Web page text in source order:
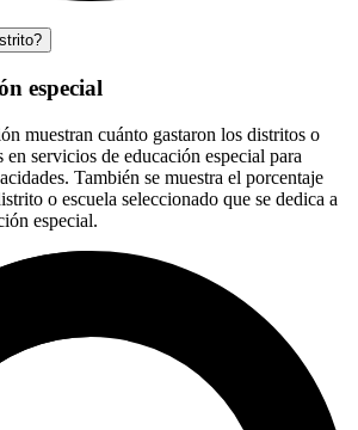
especial
muestran cuánto gastaron los distritos o
en servicios de educación especial para
También se muestra el porcentaje
o escuela seleccionado que se dedica a
especial.